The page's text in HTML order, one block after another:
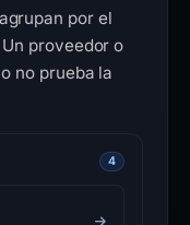
por el
proveedor o
no prueba la
4